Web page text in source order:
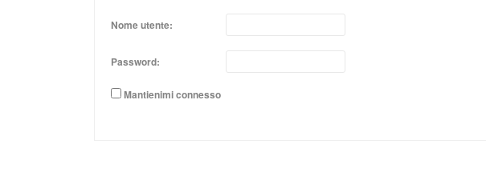
Nome utente:
Password:
Mantienimi connesso